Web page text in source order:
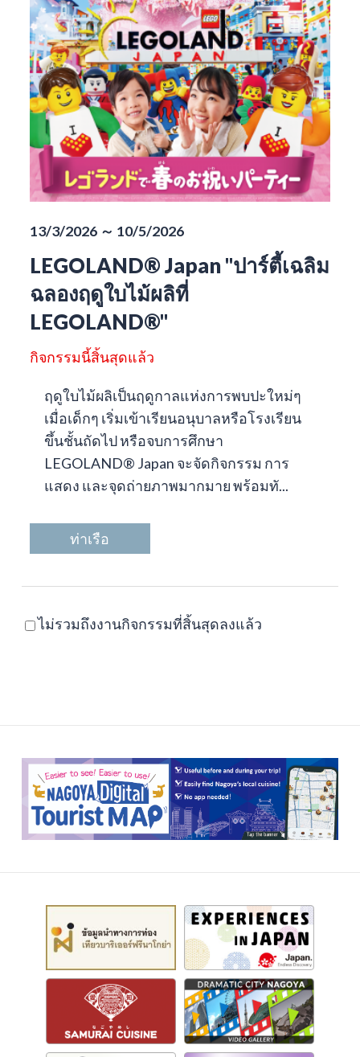
13/3/2026 ～ 10/5/2026
LEGOLAND® Japan "ปาร์ตี้เฉลิม
ฉลองฤดูใบไม้ผลิที่
LEGOLAND®"
กิจกรรมนี้สิ้นสุดแล้ว
ฤดูใบไม้ผลิเป็นฤดูกาลแห่งการพบปะใหม่ๆ
เมื่อเด็กๆ เริ่มเข้าเรียนอนุบาลหรือโรงเรียน
ขึ้นชั้นถัดไป หรือจบการศึกษา
LEGOLAND® Japan จะจัดกิจกรรม การ
แสดง และจุดถ่ายภาพมากมาย พร้อมทั...
ท่าเรือ
ไม่รวมถึงงานกิจกรรมที่สิ้นสุดลงแล้ว